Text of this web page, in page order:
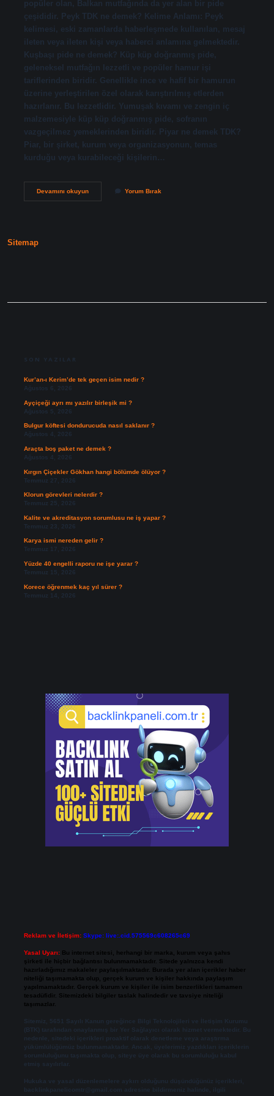
popüler olan, Balkan mutfağında da yer alan bir pide
çeşididir. Peyk TDK ne demek? Kelime Anlamı: Peyk
kelimesi, eski zamanlarda haberleşmede kullanılan, mesaj
ileten veya ileten kişi veya haberci anlamına gelmektedir.
Kuşbaşı pide ne demek? Küp küp doğranmış pide,
geleneksel mutfağın lezzetli ve popüler hamur işi
tariflerinden biridir. Genellikle ince ve hafif bir hamurun
üzerine yerleştirilen özel olarak karıştırılmış etlerden
hazırlanır. Bu lezzetlidir. Yumuşak kıvamı ve zengin iç
malzemesiyle küp küp doğranmış pide, sofranın
vazgeçilmez yemeklerinden biridir. Piyar ne demek TDK?
Piar, bir şirket, kurum veya organizasyonun, temas
kurduğu veya kurabileceği kişilerin…
Devamını okuyunPide
Yorum Bırak
Sitemap
SON YAZILAR
Kur’an-ı Kerim’de tek geçen isim nedir ?
Ağustos 6, 2026
Ayçiçeği ayrı mı yazılır birleşik mi ?
Ağustos 5, 2026
Bulgur köftesi dondurucuda nasıl saklanır ?
Ağustos 4, 2026
Araçta boş paket ne demek ?
Ağustos 4, 2026
Kırgın Çiçekler Gökhan hangi bölümde ölüyor ?
Temmuz 27, 2026
Klorun görevleri nelerdir ?
Temmuz 25, 2026
Kalite ve akreditasyon sorumlusu ne iş yapar ?
Temmuz 23, 2026
Karya ismi nereden gelir ?
Temmuz 17, 2026
Yüzde 40 engelli raporu ne işe yarar ?
Temmuz 15, 2026
Korece öğrenmek kaç yıl sürer ?
Temmuz 14, 2026
Reklam ve İletişim: Skype: live:.cid.575569c608265c69
Yasal Uyarı: Bu internet sitesi, herhangi bir marka, kurum veya şahıs
şirketi ile hiçbir bağlantısı bulunmamaktadır. Sitede yalnızca kendi
hazırladığımız makaleler paylaşılmaktadır. Burada yer alan içerikler haber
niteliği taşımamakta olup, gerçek kurum ve kişiler hakkında paylaşım
yapılmamaktadır. Gerçek kurum ve kişiler ile isim benzerlikleri tamamen
tesadüfidir. Sitemizdeki bilgiler taslak halindedir ve tavsiye niteliği
taşımazlar.
Sitemiz, 5651 Sayılı Kanun gereğince Bilgi Teknolojileri ve İletişim Kurumu
(BTK) tarafından onaylanmış bir Yer Sağlayıcı olarak hizmet vermektedir. Bu
nedenle, sitedeki içerikleri proaktif olarak denetleme veya araştırma
yükümlülüğümüz bulunmamaktadır. Ancak, üyelerimiz yazdıkları içeriklerin
sorumluluğunu taşımakta olup, siteye üye olarak bu sorumluluğu kabul
etmiş sayılırlar.
Hukuka ve yasal düzenlemelere aykırı olduğunu düşündüğünüz içerikleri,
backlinkpanelicomtr@gmail.com adresine bildirmeniz halinde, ilgili